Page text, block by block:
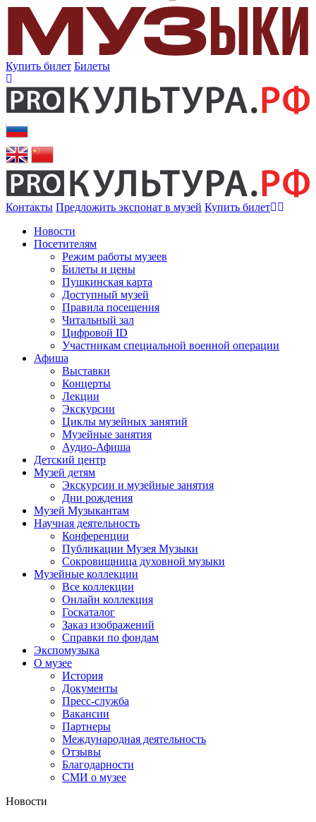
Купить билет Билеты
Контакты Предложить экспонат в музей Купить билет
Новости
Посетителям
Режим работы музеев
Билеты и цены
Пушкинская карта
Доступный музей
Правила посещения
Читальный зал
Цифровой ID
Участникам специальной военной операции
Афиша
Выставки
Концерты
Лекции
Экскурсии
Циклы музейных занятий
Музейные занятия
Аудио-Афиша
Детский центр
Музей детям
Экскурсии и музейные занятия
Дни рождения
Музей Музыкантам
Научная деятельность
Конференции
Публикации Музея Музыки
Сокровищница духовной музыки
Музейные коллекции
Все коллекции
Онлайн коллекция
Госкаталог
Заказ изображений
Справки по фондам
Экспомузыка
О музее
История
Документы
Пресс-служба
Вакансии
Партнеры
Международная деятельность
Отзывы
Благодарности
СМИ о музее
Новости